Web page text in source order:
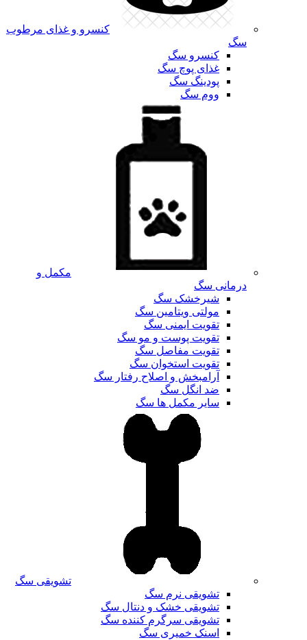
کنسرو و غذای مرطوب
سگ
کنسرو سگ
غذای پوچ سگ
پودینگ سگ
ووم سگ
مکمل و
درمانی سگ
شیرخشک سگ
مولتی ویتامین سگ
تقویت ایمنی سگ
تقویت پوست و مو سگ
تقویت مفاصل سگ
تقویت استخوان سگ
آرامبخش و اصلاح رفتار سگ
ضد انگل سگ
سایر مکمل ها سگ
تشویقی سگ
تشویقی نرم سگ
تشویقی خشک و دنتال سگ
تشویقی سرگرم کننده سگ
اسنک خمیری سگ